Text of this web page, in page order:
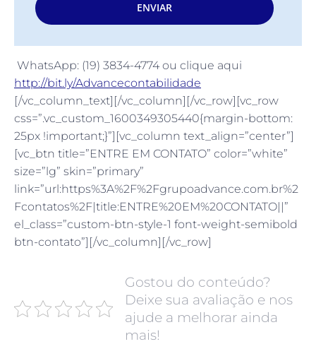
ENVIAR
WhatsApp: (19) 3834-4774 ou clique aqui
http://bit.ly/Advancecontabilidade
[/vc_column_text][/vc_column][/vc_row][vc_row
css=”.vc_custom_1600349305440{margin-bottom:
25px !important;}”][vc_column text_align=”center”]
[vc_btn title=”ENTRE EM CONTATO” color=”white”
size=”lg” skin=”primary”
link=”url:https%3A%2F%2Fgrupoadvance.com.br%2
Fcontatos%2F|title:ENTRE%20EM%20CONTATO||”
el_class=”custom-btn-style-1 font-weight-semibold
btn-contato”][/vc_column][/vc_row]
Gostou do conteúdo?
Deixe sua avaliação e nos
ajude a melhorar ainda
mais!